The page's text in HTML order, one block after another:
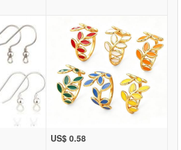
US$ 0.58